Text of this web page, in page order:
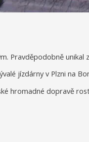
Pravděpodobně unikal
jízdárny v Plzni na
hromadné dopravě